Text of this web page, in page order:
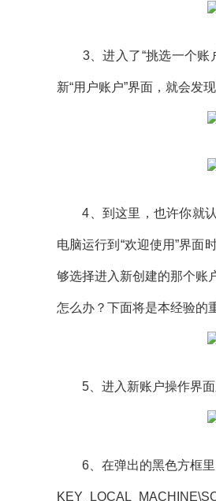
3、进入了“挑选一个账户
新“用户账户”界面，就会发
4、到这里，也许你就认
电脑运行到“欢迎使用”界面
够选择进入新创建的那个账
怎么办？下面将是本经验的
5、进入新账户操作界面之
6、在弹出的黑色方框里